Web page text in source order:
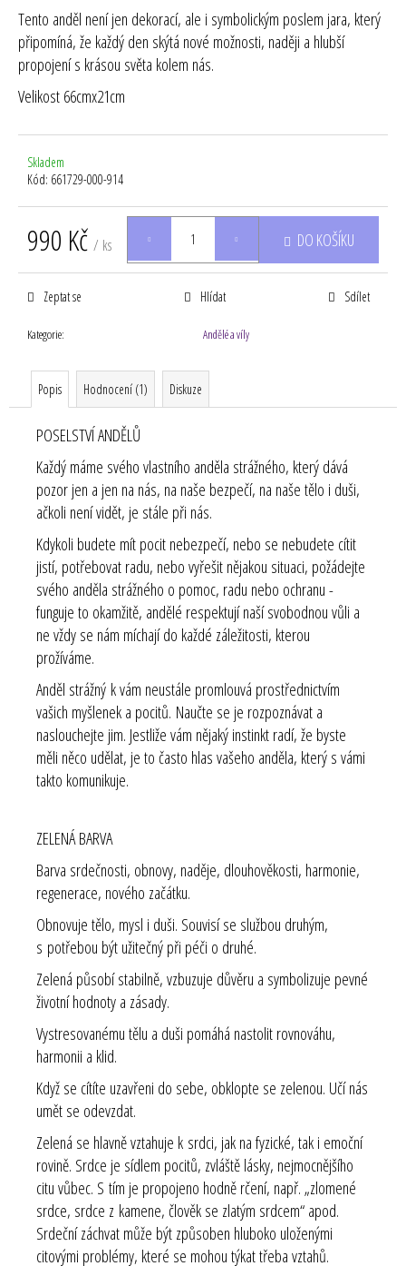
Tento anděl není jen dekorací, ale i symbolickým poslem jara, který
připomíná, že každý den skýtá nové možnosti, naději a hlubší
propojení s krásou světa kolem nás.
Velikost 66cmx21cm
Skladem
Kód: 661729-000-914
990 Kč / ks
cena:
DO KOŠÍKU
Kategorie: Andělé a víly
Zeptat se Hlídat Sdílet
Popis Hodnocení (1) Diskuze
POSELSTVÍ ANDĚLŮ
Každý máme svého vlastního anděla strážného, který dává
pozor jen a jen na nás, na naše bezpečí, na naše tělo i duši,
ačkoli není vidět, je stále při nás.
Kdykoli budete mít pocit nebezpečí, nebo se nebudete cítit
jistí, potřebovat radu, nebo vyřešit nějakou situaci, požádejte
svého anděla strážného o pomoc, radu nebo ochranu -
funguje to okamžitě, andělé respektují naší svobodnou vůli a
ne vždy se nám míchají do každé záležitosti, kterou
prožíváme.
Anděl strážný k vám neustále promlouvá prostřednictvím
vašich myšlenek a pocitů. Naučte se je rozpoznávat a
naslouchejte jim. Jestliže vám nějaký instinkt radí, že byste
měli něco udělat, je to často hlas vašeho anděla, který s vámi
takto komunikuje.
ZELENÁ BARVA
Barva srdečnosti, obnovy, naděje, dlouhověkosti, harmonie,
regenerace, nového začátku.
Obnovuje tělo, mysl i duši. Souvisí se službou druhým,
s potřebou být užitečný při péči o druhé.
Zelená působí stabilně, vzbuzuje důvěru a symbolizuje pevné
životní hodnoty a zásady.
Vystresovanému tělu a duši pomáhá nastolit rovnováhu,
harmonii a klid.
Když se cítíte uzavřeni do sebe, obklopte se zelenou. Učí nás
umět se odevzdat.
Zelená se hlavně vztahuje k srdci, jak na fyzické, tak i emoční
rovině. Srdce je sídlem pocitů, zvláště lásky, nejmocnějšího
citu vůbec. S tím je propojeno hodně rčení, např. „zlomené
srdce, srdce z kamene, člověk se zlatým srdcem“ apod.
Srdeční záchvat může být způsoben hluboko uloženými
citovými problémy, které se mohou týkat třeba vztahů.